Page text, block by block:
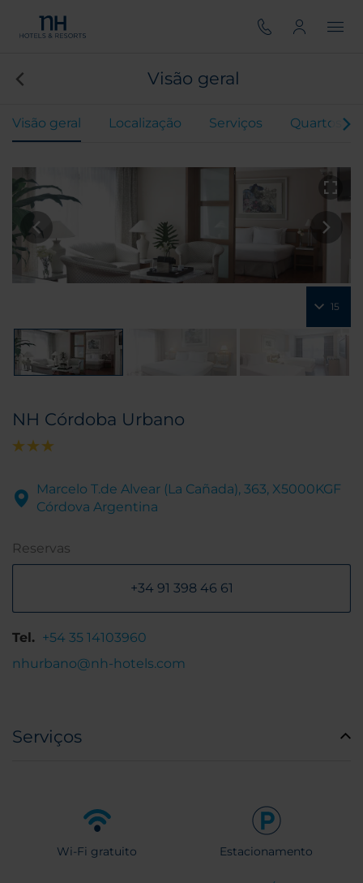
Visão geral
Visão geral Localização Serviços Quartos
15
NH Córdoba Urbano
Marcelo T.de Alvear (La Cañada), 363, X5000KGF
Córdova Argentina
Reservas
+34 91 398 46 61
Tel. +54 35 14103960
nhurbano@nh-hotels.com
Serviços
Wi-Fi gratuito Estacionamento